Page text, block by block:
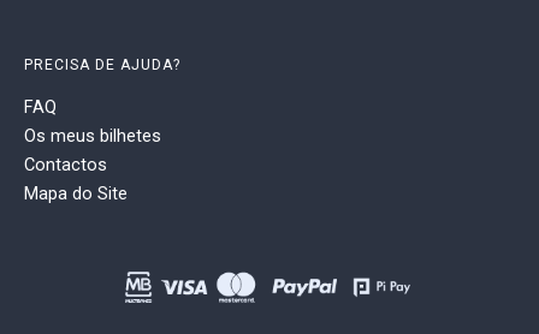
PRECISA DE AJUDA?
FAQ
Os meus bilhetes
Contactos
Mapa do Site